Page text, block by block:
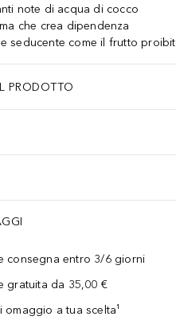
note di acqua di cocco
che crea dipendenza
seducente come il frutto
PRODOTTO
consegna entro 3/6 giorni
gratuita da 35,00 €
omaggio a tua scelta¹